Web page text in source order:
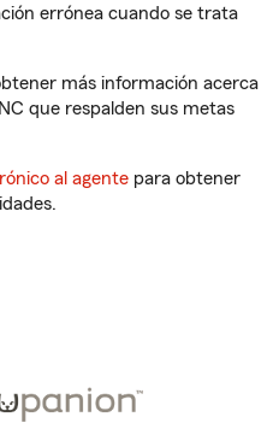
errónea cuando se trata
más información acerca
que respalden sus metas
al agente para obtener